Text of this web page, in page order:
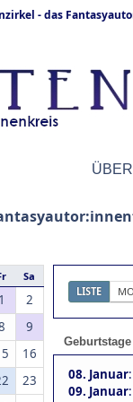
- das
Sa
1
2
9
16
23
LISTE
Geburtstage
08. Januar:
09. Januar: